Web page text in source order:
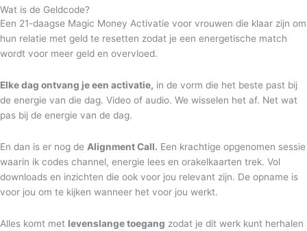
Wat is de Geldcode?
Een 21-daagse Magic Money Activatie voor vrouwen die klaar zijn om
hun relatie met geld te resetten zodat je een energetische match
wordt voor meer geld en overvloed.
Elke dag ontvang je een activatie, in de vorm die het beste past bij
de energie van die dag. Video of audio. We wisselen het af. Net wat
pas bij de energie van de dag.
En dan is er nog de Alignment Call. Een krachtige opgenomen sessie
waarin ik codes channel, energie lees en orakelkaarten trek. Vol
downloads en inzichten die ook voor jou relevant zijn. De opname is
voor jou om te kijken wanneer het voor jou werkt.
Alles komt met levenslange toegang zodat je dit werk kunt herhalen